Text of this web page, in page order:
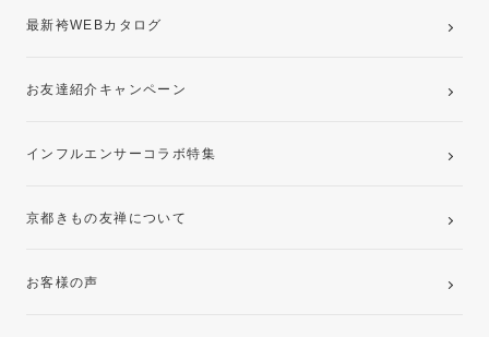
最新袴WEBカタログ
お友達紹介キャンペーン
インフルエンサーコラボ特集
京都きもの友禅について
お客様の声